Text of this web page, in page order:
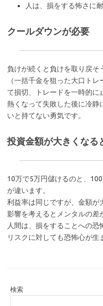
人は、損をする怖さに
クールダウンが必要
負けが続くと負けを取り戻
（一括千金を狙った大口ト
て損切、トレードを一時的に
熱くなって失敗した後に冷静
いと持てない勇気です。
投資金額が大きくなる
10万で5万円儲けるのと、
が違います。
利益率は同じですが、金額が
影響を考えるとメンタルの差
人間は、損をすることへの
リスクに対しても恐怖心が生
検索